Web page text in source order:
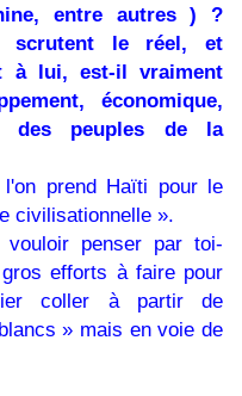
entre autres ) ?
scrutent le réel, et
à lui, est-il vraiment
économique,
des peuples de la
prend Haïti pour le
civilisationnelle ».
penser par toi-
efforts à faire pour
coller à partir de
» mais en voie de